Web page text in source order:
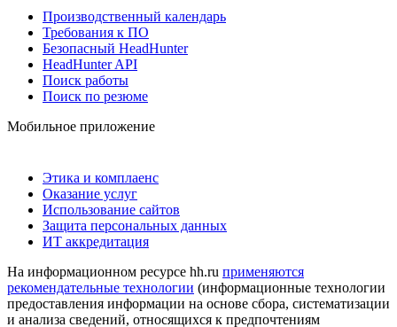
Производственный календарь
Требования к ПО
Безопасный HeadHunter
HeadHunter API
Поиск работы
Поиск по резюме
Мобильное приложение
Этика и комплаенс
Оказание услуг
Использование сайтов
Защита персональных данных
ИТ аккредитация
На информационном ресурсе hh.ru применяются
рекомендательные технологии (информационные технологии
предоставления информации на основе сбора, систематизации
и анализа сведений, относящихся к предпочтениям